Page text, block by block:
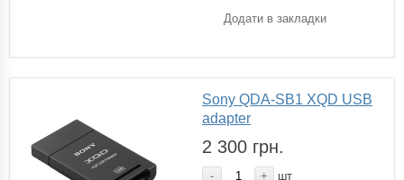
Додати в закладки
Sony QDA-SB1 XQD USB
adapter
2 300 грн.
- + шт